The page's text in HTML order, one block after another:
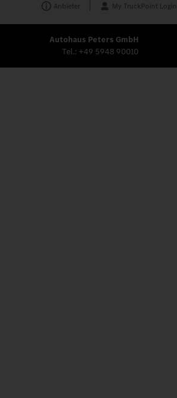
Anbieter My TruckPoint Login
Autohaus Peters GmbH
Tel.: +49 5948 90010